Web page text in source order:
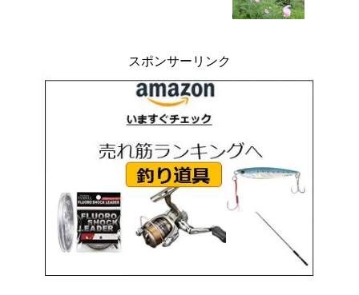
スポンサーリンク